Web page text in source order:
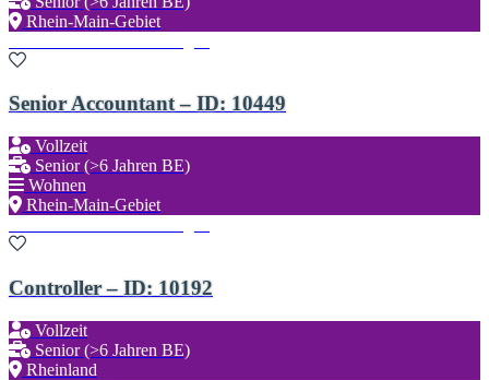
Rhein-Main-Gebiet
Senior Accountant – ID: 10449
Vollzeit
Senior (>6 Jahren BE)
Wohnen
Rhein-Main-Gebiet
Controller – ID: 10192
Vollzeit
Senior (>6 Jahren BE)
Rheinland